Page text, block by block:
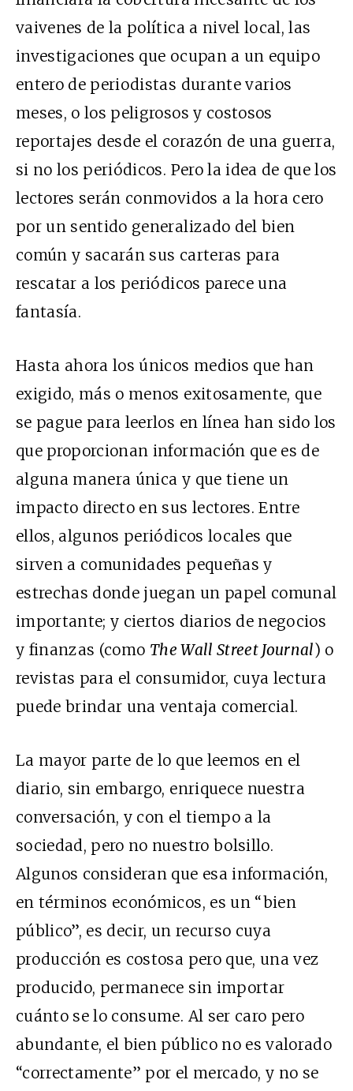
vaivenes de la política a nivel local, las
investigaciones que ocupan a un equipo
entero de periodistas durante varios
meses, o los peligrosos y costosos
reportajes desde el corazón de una guerra,
si no los periódicos. Pero la idea de que los
lectores serán conmovidos a la hora cero
por un sentido generalizado del bien
común y sacarán sus carteras para
rescatar a los periódicos parece una
fantasía.
Hasta ahora los únicos medios que han
exigido, más o menos exitosamente, que
se pague para leerlos en línea han sido los
que proporcionan información que es de
alguna manera única y que tiene un
impacto directo en sus lectores. Entre
ellos, algunos periódicos locales que
sirven a comunidades pequeñas y
estrechas donde juegan un papel comunal
importante; y ciertos diarios de negocios
y finanzas (como The Wall Street Journal) o
revistas para el consumidor, cuya lectura
puede brindar una ventaja comercial.
La mayor parte de lo que leemos en el
diario, sin embargo, enriquece nuestra
conversación, y con el tiempo a la
sociedad, pero no nuestro bolsillo.
Algunos consideran que esa información,
en términos económicos, es un “bien
público”, es decir, un recurso cuya
producción es costosa pero que, una vez
producido, permanece sin importar
cuánto se lo consume. Al ser caro pero
abundante, el bien público no es valorado
“correctamente” por el mercado, y no se